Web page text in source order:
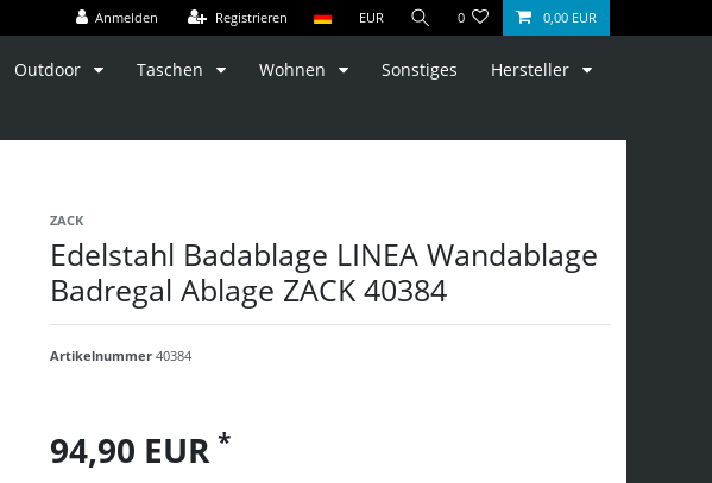
Anmelden Registrieren EUR 0 0,00 EUR
Outdoor Taschen Wohnen Sonstiges Hersteller
ZACK
Edelstahl Badablage LINEA Wandablage
Badregal Ablage ZACK 40384
Artikelnummer40384
94,90 EUR*